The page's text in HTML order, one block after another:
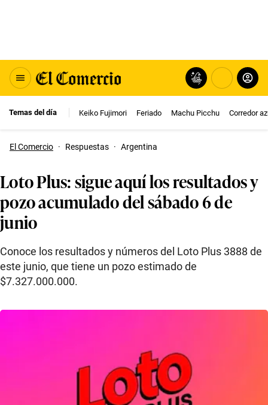
Temas del día Keiko Fujimori Feriado Machu Picchu Corredor
El Comercio · Respuestas · Argentina
Loto Plus: sigue aquí los resultados y
pozo acumulado del sábado 6 de
junio
Conoce los resultados y números del Loto Plus 3888 de
este junio, que tiene un pozo estimado de
$7.327.000.000.